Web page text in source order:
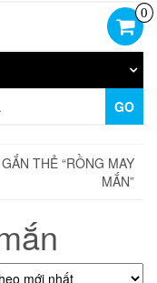
0
GO
THẺ “RỒNG MAY
MẮN”